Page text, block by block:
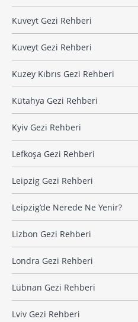
Kuveyt Gezi Rehberi
Kuveyt Gezi Rehberi
Kuzey Kıbrıs Gezi Rehberi
Kütahya Gezi Rehberi
Kyiv Gezi Rehberi
Lefkoşa Gezi Rehberi
Leipzig Gezi Rehberi
Leipzig’de Nerede Ne Yenir?
Lizbon Gezi Rehberi
Londra Gezi Rehberi
Lübnan Gezi Rehberi
Lviv Gezi Rehberi